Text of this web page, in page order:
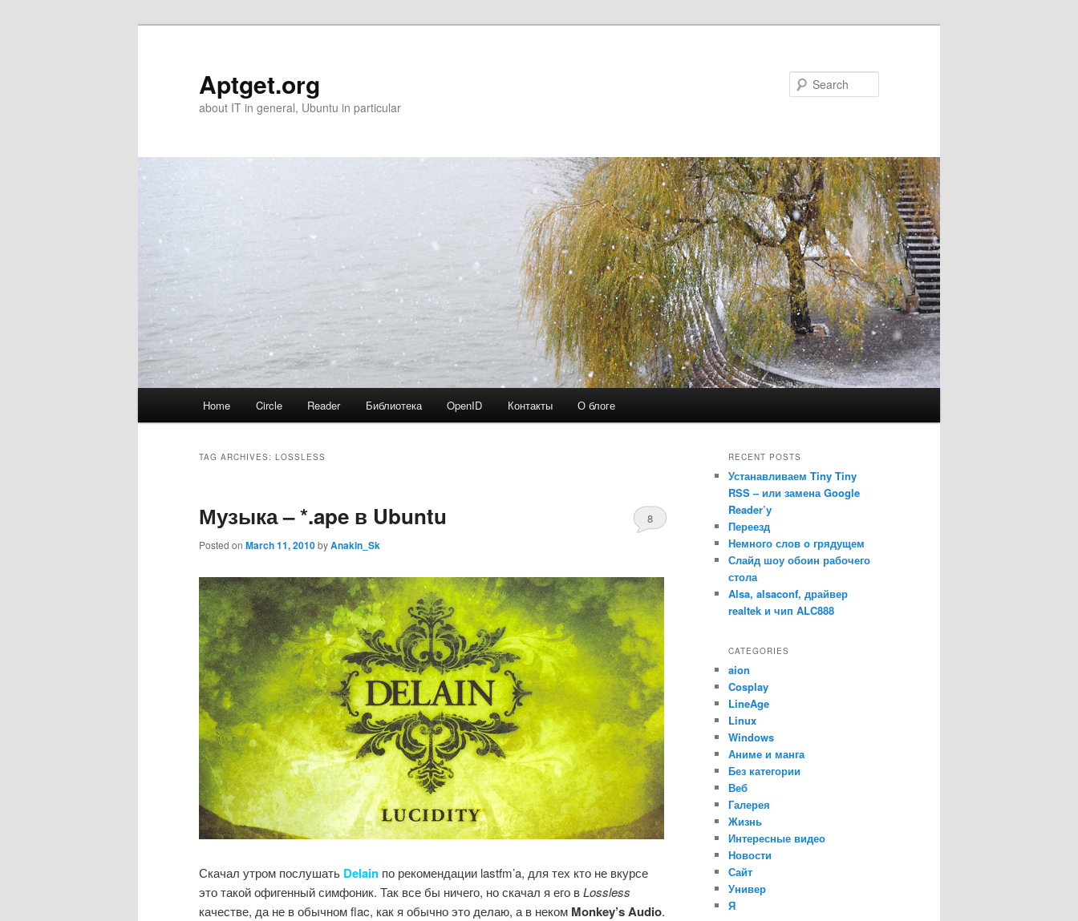
Aptget.org
about IT in general, Ubuntu in particular
Home Circle Reader Библиотека OpenID Контакты О блоге
TAG ARCHIVES: LOSSLESS
Музыка – *.ape в Ubuntu
Posted on March 11, 2010byAnakin_Sk
8
Скачал утром послушать Delain по рекомендации lastfm’a, для тех кто не вкурсе
это такой офигенный симфоник. Так все бы ничего, но скачал я его вLossless
качестве, да не в обычном flac, как я обычно это делаю, а в неком Monkey’s Audio.
RECENT POSTS
Устанавливаем Tiny Tiny
RSS – или замена Google
Reader’у
Переезд
Немного слов о грядущем
Слайд шоу обоин рабочего
стола
Alsa, alsaconf, драйвер
realtek и чип ALC888
CATEGORIES
aion
Cosplay
LineAge
Linux
Windows
Аниме и манга
Без категории
Веб
Галерея
Жизнь
Интересные видео
Новости
Сайт
Универ
Я